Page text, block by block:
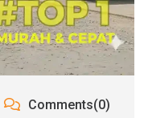
Comments(0)